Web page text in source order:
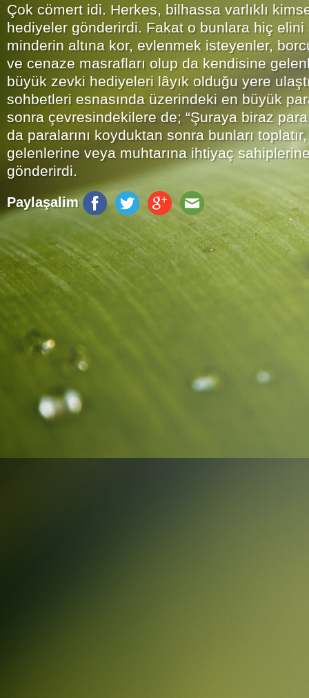
Çok cömert idi. Herkes, bilhassa varlıklı
hediyeler gönderirdi. Fakat o bunlara hiç elini
minderin altına kor, evlenmek isteyenler,
ve cenaze masrafları olup da kendisine
büyük zevki hediyeleri lâyık olduğu yere
sohbetleri esnasında üzerindeki en büyük
sonra çevresindekilere de; “Şuraya biraz
da paralarını koyduktan sonra bunları
gelenlerine veya muhtarına ihtiyaç
gönderirdi.
Paylaşalim